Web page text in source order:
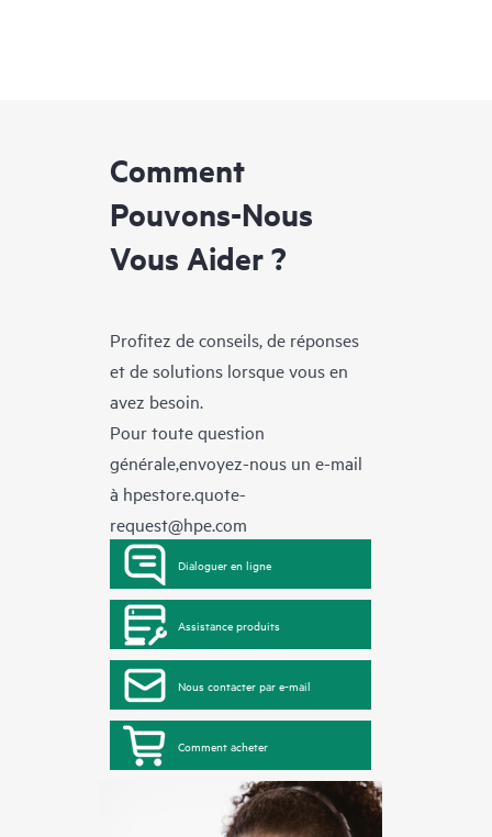
Comment
Pouvons-Nous
Vous Aider ?
Profitez de conseils, de réponses
et de solutions lorsque vous en
avez besoin.
Pour toute question
générale,envoyez-nous un e-mail
à hpestore.quote-
request@hpe.com
Dialoguer en ligne
Assistance produits
Nous contacter par e-mail
Comment acheter